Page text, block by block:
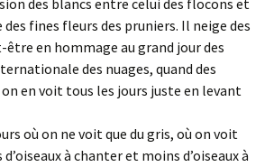
des fines fleurs des pruniers. Il neige des
être en hommage au grand jour des
des nuages, quand des
en voit tous les jours juste en levant
où on ne voit que du gris, où on voit
à chanter et moins d’oiseaux à